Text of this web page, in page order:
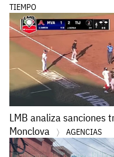
TIEMPO
LMB analiza sanciones
Monclova
AGENCIAS